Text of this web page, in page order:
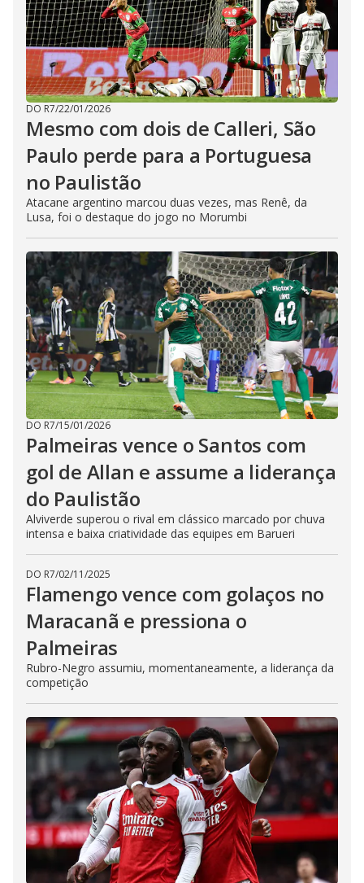
DO R7/22/01/2026
Mesmo com dois de Calleri, São
Paulo perde para a Portuguesa
no Paulistão
Atacane argentino marcou duas vezes, mas Renê, da
Lusa, foi o destaque do jogo no Morumbi
DO R7/15/01/2026
Palmeiras vence o Santos com
gol de Allan e assume a liderança
do Paulistão
Alviverde superou o rival em clássico marcado por chuva
intensa e baixa criatividade das equipes em Barueri
DO R7/02/11/2025
Flamengo vence com golaços no
Maracanã e pressiona o
Palmeiras
Rubro-Negro assumiu, momentaneamente, a liderança da
competição